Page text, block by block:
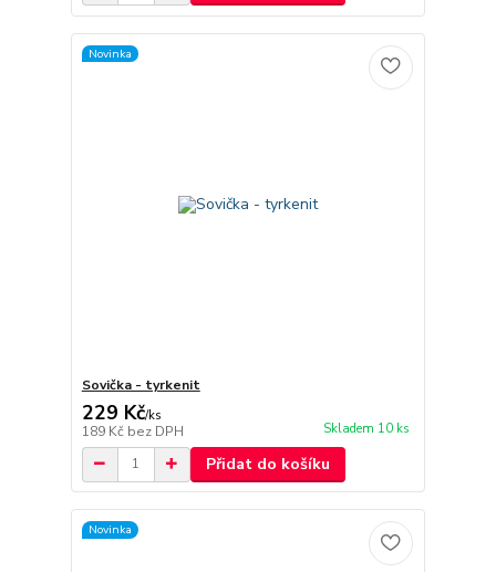
Novinka
Sovička - tyrkenit
229 Kč/ks
189 Kč bez DPH Skladem 10 ks
Přidat do košíku
Novinka